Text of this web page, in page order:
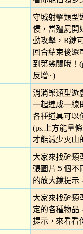
守城射擊類型
侵，當殭屍開
動攻擊，R鍵
回合結束後還
到第幾關哦！
反增~)
消消樂類型遊
一起連成一線
各種道具可以
(ps.上方能量
才能減少火山
大家來找碴類
張圖片５個不
的放大鏡提示
大家來找碴類
定的各種物品
提示，來看看